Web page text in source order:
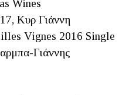
Wines
Κυρ Γιάννη
Vignes 2016 Single
Γιάννης